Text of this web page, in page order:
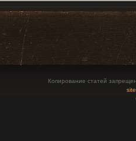
Копирование статей